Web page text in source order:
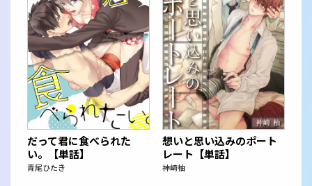
だって君に食べられた
い。【単話】
青尾ひたき
想いと思い込みのポート
レート【単話】
神崎柚